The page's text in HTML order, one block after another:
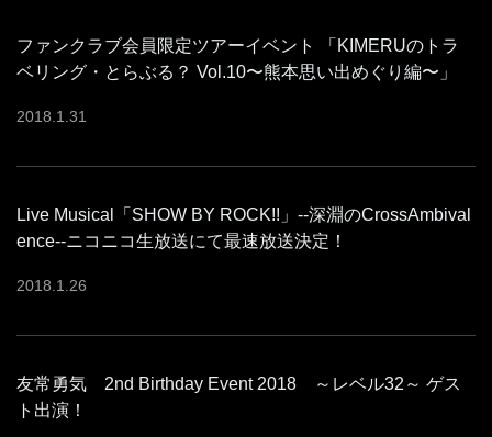
ファンクラブ会員限定ツアーイベント 「KIMERUのトラ
ベリング・とらぶる？ Vol.10〜熊本思い出めぐり編〜」
2018 1 31
Live Musical「SHOW BY ROCK!!」--深淵のCrossAmbival
ence--ニコニコ生放送にて最速放送決定！
2018 1 26
友常勇気 2nd Birthday Event 2018 ～レベル32～ ゲス
ト出演！